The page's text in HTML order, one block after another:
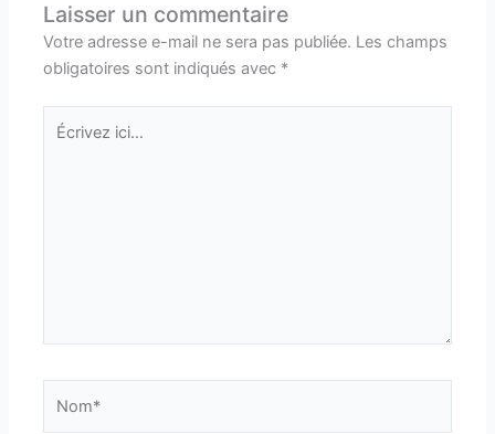
Laisser un commentaire
Votre adresse e-mail ne sera pas publiée. Les champs
obligatoires sont indiqués avec *
Écrivez
ici…